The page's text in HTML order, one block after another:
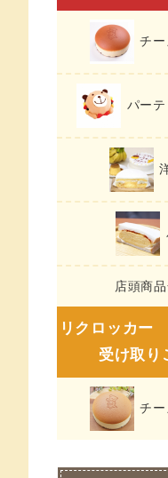
チー
パー
店頭商
リクロ
受け取り
チー